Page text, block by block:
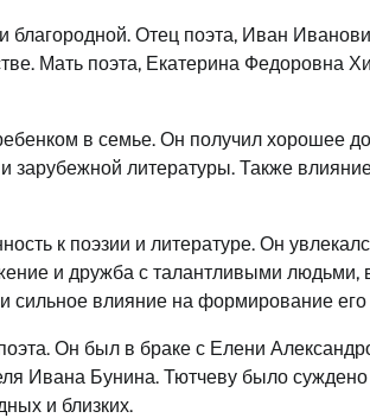
Отец поэта, Иван
Мать поэта, Екатерина Федоровна
в семье. Он получил хорошее
зарубежной литературы. Также
к поэзии и литературе. Он
и дружба с талантливыми людьми,
сильное влияние на формирование его
Он был в браке с Елени
Ивана Бунина. Тютчеву было
и близких.